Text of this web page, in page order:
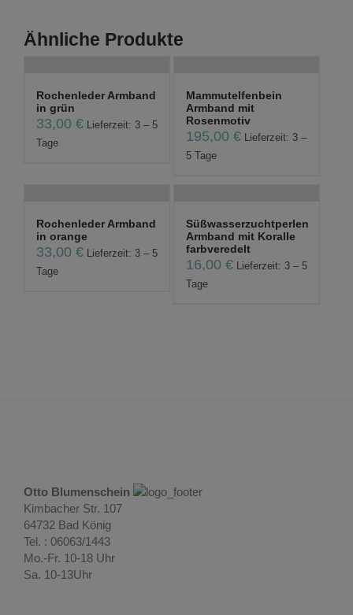
Ähnliche Produkte
Rochenleder Armband
in grün
33,00 €
Lieferzeit: 3 – 5
Tage
Mammutelfenbein
Armband mit
Rosenmotiv
195,00€
Lieferzeit: 3 –
5 Tage
Rochenleder Armband
in orange
33,00 €
Lieferzeit: 3 – 5
Tage
Süßwasserzuchtperlen
Armband mit Koralle
farbveredelt
16,00€
Lieferzeit: 3 – 5
Tage
Otto Blumenschein
Kimbacher Str. 107
64732 Bad König
Tel. : 06063/1443
Mo.-Fr. 10-18 Uhr
Sa. 10-13Uhr